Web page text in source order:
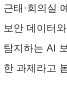
근태·회의실
보안 데이터
탐지하는 AI
한 과제라고